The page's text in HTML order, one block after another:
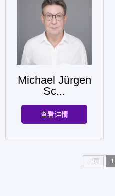
Michael Jürgen
Sc...
查看详情
上页 1